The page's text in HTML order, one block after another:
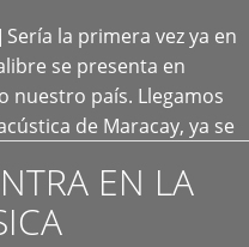
Sería la primera vez ya en
se presenta en
nuestro país. Llegamos
de Maracay, ya se
EN LA